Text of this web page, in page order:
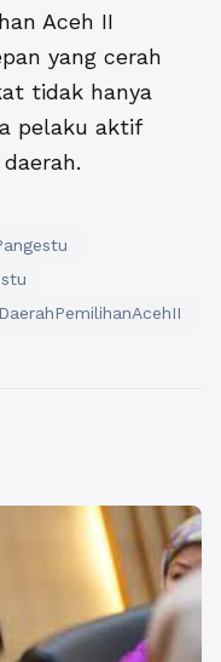
Aceh II
yang cerah
tidak hanya
pelaku aktif